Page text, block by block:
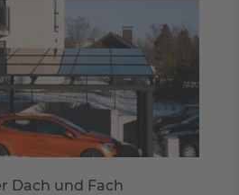
Dach und Fach